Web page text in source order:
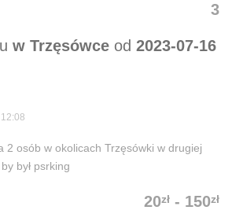
3
w Trzęsówce od 2023-07-16
2 osób w okolicach Trzęsówki w drugiej
był psrking
20zł - 150zł